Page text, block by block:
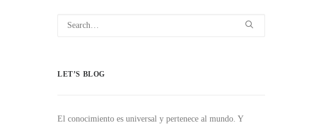
LET’S BLOG
El conocimiento es universal y pertenece al mundo. Y